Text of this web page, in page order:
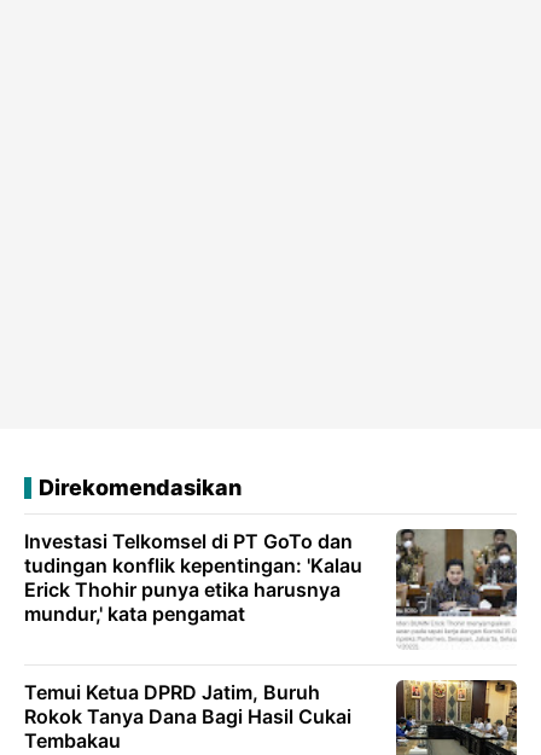
Direkomendasikan
Investasi Telkomsel di PT GoTo dan
tudingan konflik kepentingan: 'Kalau
Erick Thohir punya etika harusnya
mundur,' kata pengamat
Temui Ketua DPRD Jatim, Buruh
Rokok Tanya Dana Bagi Hasil Cukai
Tembakau